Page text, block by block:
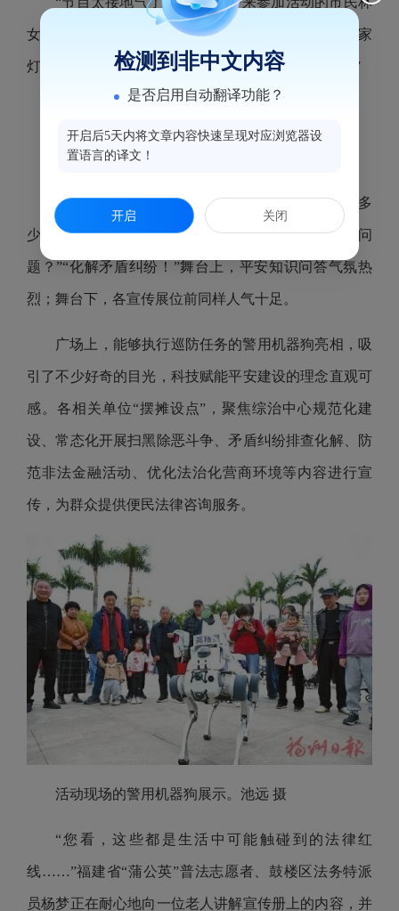
女士感慨，“脱口秀说出了我们的心里话，那首《万家
灯火平安夜》，唱的正是咱们老百姓最朴素的愿望。”
共筑安全“防火墙”
“国家安全机关举报受理电话是多
少？”“12339！”“综治中心主要帮大家解决什么问
题？”“化解矛盾纠纷！”舞台上，平安知识问答气氛热
烈；舞台下，各宣传展位前同样人气十足。
广场上，能够执行巡防任务的警用机器狗亮相，吸
引了不少好奇的目光，科技赋能平安建设的理念直观可
感。各相关单位“摆摊设点”，聚焦综治中心规范化建
设、常态化开展扫黑除恶斗争、矛盾纠纷排查化解、防
范非法金融活动、优化法治化营商环境等内容进行宣
传，为群众提供便民法律咨询服务。
活动现场的警用机器狗展示。池远 摄
“您看，这些都是生活中可能触碰到的法律红
线……”福建省“蒲公英”普法志愿者、鼓楼区法务特派
员杨梦正在耐心地向一位老人讲解宣传册上的内容，并
检测到非中文内容
是否启用自动翻译功能？
开启后5天内将文章内容快速呈现对应浏览器设
置语言的译文！
开启 关闭